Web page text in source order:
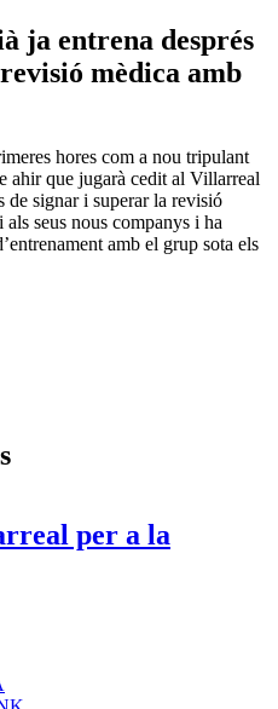
ja entrena després
mèdica amb
hores com a nou tripulant
ahir que jugarà cedit al Villarreal
de signar i superar la revisió
seus nous companys i ha
amb el grup sota els
per a la